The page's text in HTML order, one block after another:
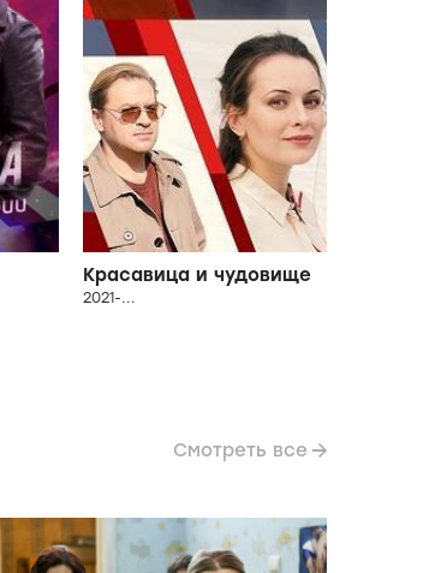
Красавица и чудовище
2021-...
Смотреть все